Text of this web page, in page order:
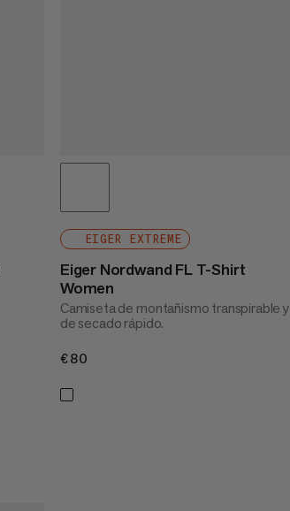
EIGER EXTREME
Eiger Nordwand FL T-Shirt
Women
Camiseta de montañismo transpirable y
de secado rápido.
€80